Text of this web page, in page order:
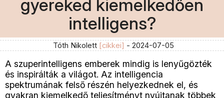
gyereked kiemelkedően
intelligens?
Tóth Nikolett [cikkei] - 2024-07-05
A szuperintelligens emberek mindig is lenyűgözték
és inspirálták a világot. Az intelligencia
spektrumának felső részén helyezkednek el, és
gyakran kiemelkedő teljesítményt nyújtanak többek